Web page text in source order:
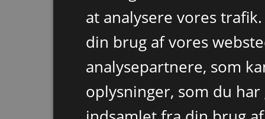
at analysere vores
din brug af vores
analysepartnere, som
oplysninger, som du